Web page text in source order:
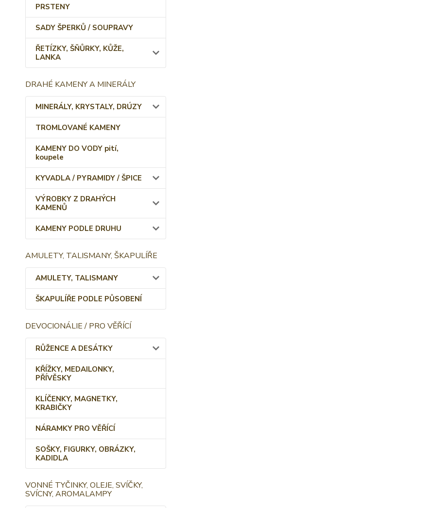
PRSTENY
SADY ŠPERKŮ / SOUPRAVY
ŘETÍZKY, ŠŇŮRKY, KŮŽE,
LANKA
DRAHÉ KAMENY A MINERÁLY
MINERÁLY, KRYSTALY, DRÚZY
TROMLOVANÉ KAMENY
KAMENY DO VODY pití,
koupele
KYVADLA / PYRAMIDY / ŠPICE
VÝROBKY Z DRAHÝCH
KAMENŮ
KAMENY PODLE DRUHU
AMULETY, TALISMANY, ŠKAPULÍŘE
AMULETY, TALISMANY
ŠKAPULÍŘE PODLE PŮSOBENÍ
DEVOCIONÁLIE / PRO VĚŘÍCÍ
RŮŽENCE A DESÁTKY
KŘÍŽKY, MEDAILONKY,
PŘÍVĚSKY
KLÍČENKY, MAGNETKY,
KRABIČKY
NÁRAMKY PRO VĚŘÍCÍ
SOŠKY, FIGURKY, OBRÁZKY,
KADIDLA
VONNÉ TYČINKY, OLEJE, SVÍČKY,
SVÍCNY, AROMALAMPY